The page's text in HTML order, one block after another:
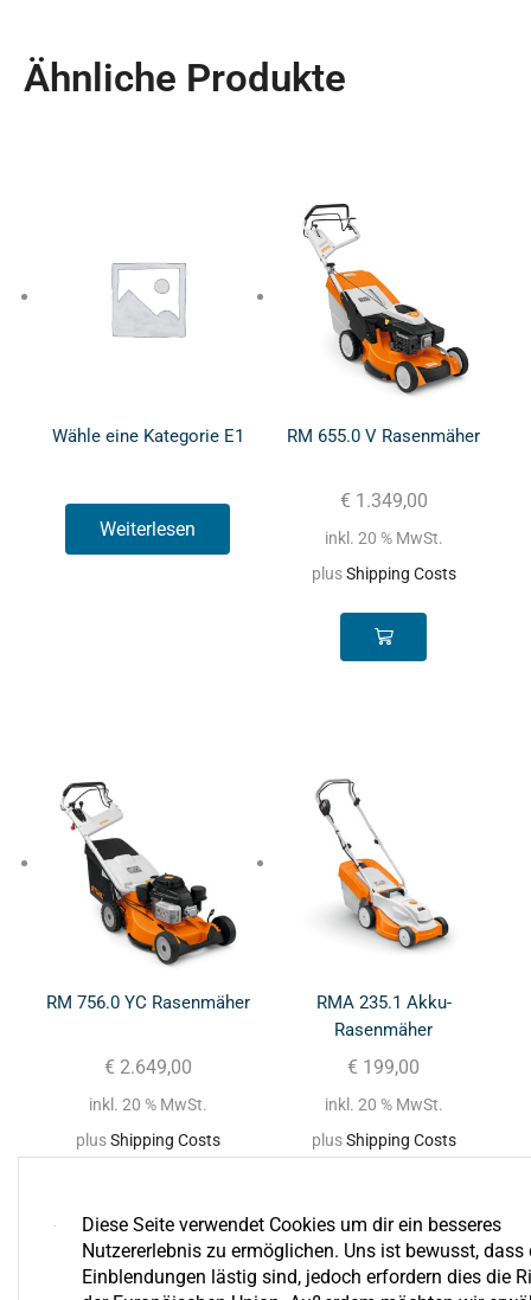
Ähnliche Produkte
Wähle eine Kategorie E1
Weiterlesen
RM 655.0 V Rasenmäher
€ 1.349,00
inkl. 20 % MwSt.
plusShipping Costs
RM 756.0 YC Rasenmäher
€ 2.649,00
inkl. 20 % MwSt.
plusShipping Costs
RMA 235.1 Akku-
Rasenmäher
€ 199,00
inkl. 20 % MwSt.
plusShipping Costs
Diese Seite verwendet Cookies um dir ein besseres
Nutzererlebnis zu ermöglichen. Uns ist bewusst, dass
Einblendungen lästig sind, jedoch erfordern dies die